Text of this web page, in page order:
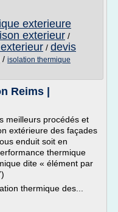
exterieure
exterieur /
/ devis
/ isolation thermique
Reims |
meilleurs procédés et
extérieure des façades
enduit soit en
thermique
dite « élément par
thermique des...